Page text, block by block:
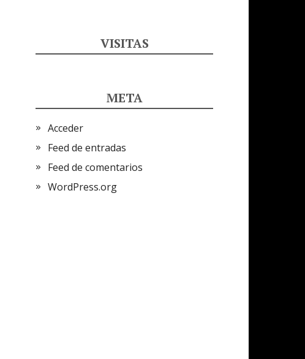
VISITAS
META
Acceder
Feed de entradas
Feed de comentarios
WordPress.org